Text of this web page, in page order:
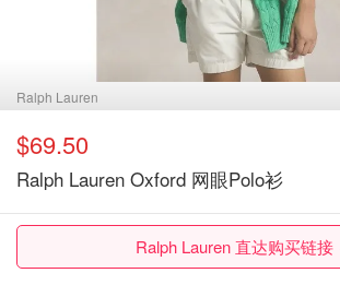
Ralph Lauren
$69.50
Ralph Lauren Oxford 网眼Polo衫
Ralph Lauren 直达购买链